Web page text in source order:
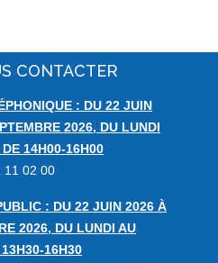
CONTACTER
: DU 22 JUIN
2026, DU LUNDI
14H00-16H00
11 02 00
: DU 22 JUIN 2026 À
2026, DU LUNDI AU
16H30